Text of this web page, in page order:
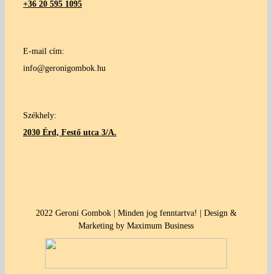
+36 20 595 1095
E-mail cím:
info@geronigombok.hu
Székhely:
2030 Érd, Festő utca 3/A.
2022 Geroni Gombok | Minden jog fenntartva! | Design &
Marketing by Maximum Business